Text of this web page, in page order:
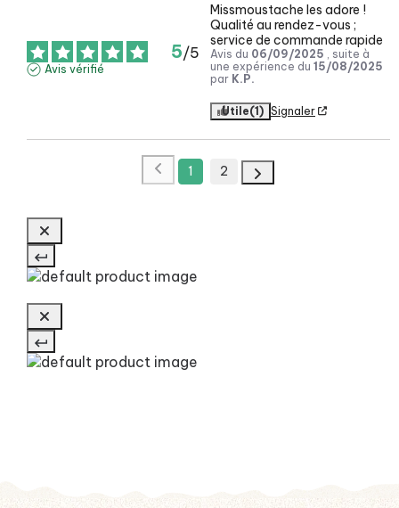
5/5
Avis vérifié
Missmoustache les adore !
Qualité au rendez-vous ;
service de commande rapide
Avis du 06/09/2025
, suite à
une expérience du 15/08/2025
par K.P.
Utile(1) Signaler
1 2